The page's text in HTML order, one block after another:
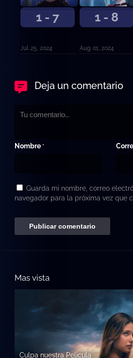
1 - 7
Jul. 25, 2024
1 - 8
Aug. 01, 2024
Deja un comentario
Nombre *
Guarda mi nombre, correo
navegador para la próxima vez que
Mas vista
Culpa nuestra Pelicula